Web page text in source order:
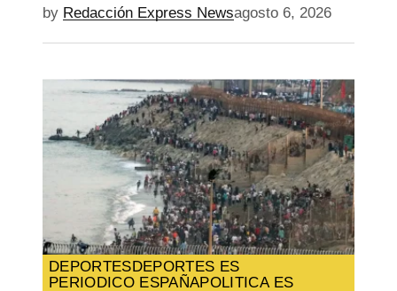
by Redacción Express Newsagosto 6, 2026
DEPORTES DEPORTES ES
PERIODICO ESPAÑAPOLITICA ES